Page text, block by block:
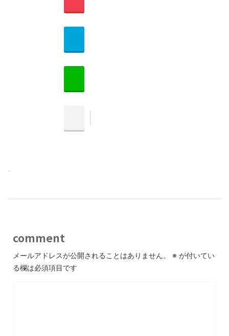
-
comment
メールアドレスが公開されることはありません。 ※ が付いてい
る欄は必須項目です